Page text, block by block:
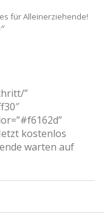
für Alleinerziehende!
”
kostenlos
warten auf